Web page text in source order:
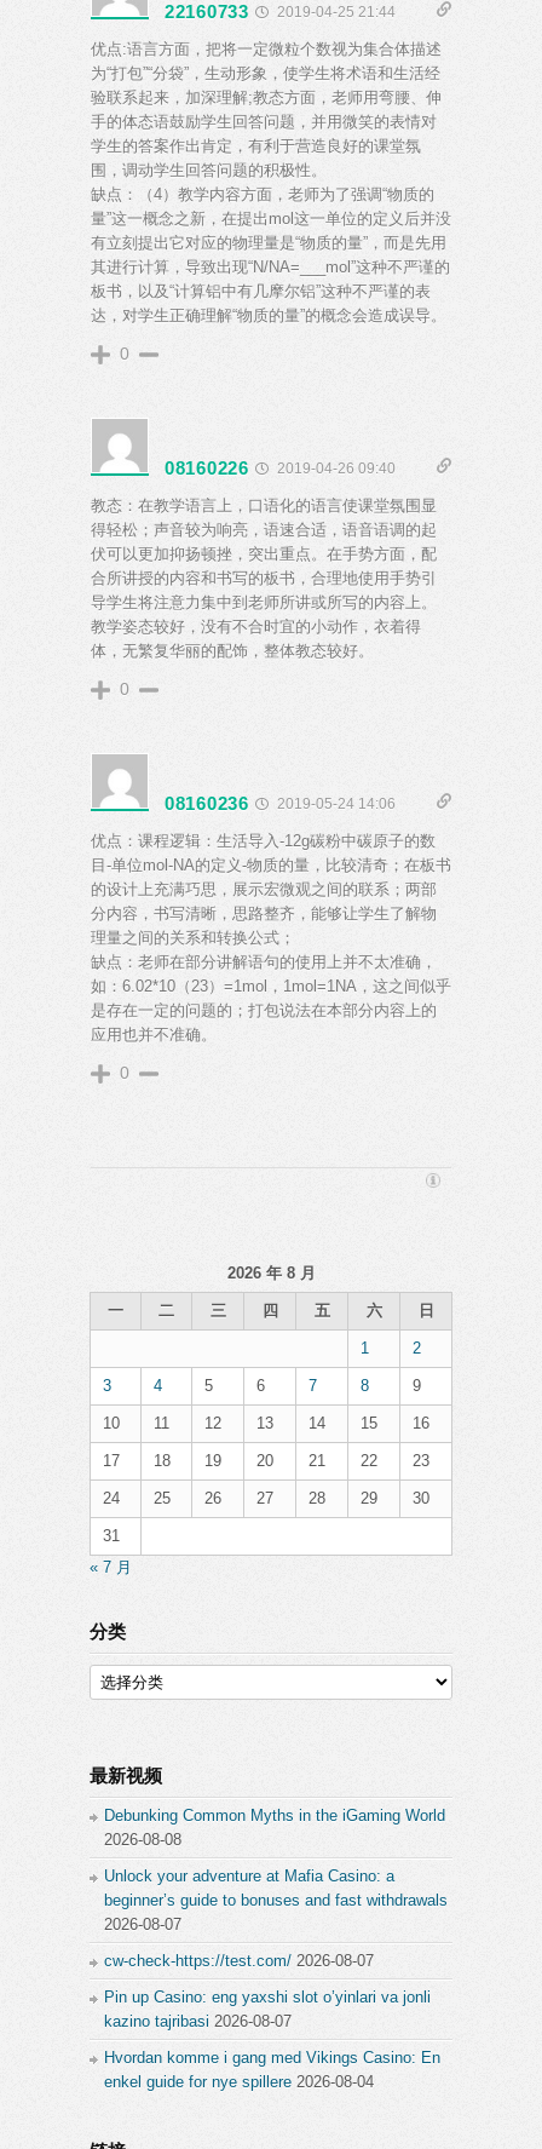
22160733 2019-04-25 21:44
优点:语言方面，把将一定微粒个数视为集合体描述
为“打包”“分袋”，生动形象，使学生将术语和生活经
验联系起来，加深理解;教态方面，老师用弯腰、伸
手的体态语鼓励学生回答问题，并用微笑的表情对
学生的答案作出肯定，有利于营造良好的课堂氛
围，调动学生回答问题的积极性。
缺点：（4）教学内容方面，老师为了强调“物质的
量”这一概念之新，在提出mol这一单位的定义后并没
有立刻提出它对应的物理量是“物质的量”，而是先用
其进行计算，导致出现“N/NA=___mol”这种不严谨的
板书，以及“计算铝中有几摩尔铝”这种不严谨的表
达，对学生正确理解“物质的量”的概念会造成误导。
0
08160226 2019-04-26 09:40
教态：在教学语言上，口语化的语言使课堂氛围显
得轻松；声音较为响亮，语速合适，语音语调的起
伏可以更加抑扬顿挫，突出重点。在手势方面，配
合所讲授的内容和书写的板书，合理地使用手势引
导学生将注意力集中到老师所讲或所写的内容上。
教学姿态较好，没有不合时宜的小动作，衣着得
体，无繁复华丽的配饰，整体教态较好。
0
08160236 2019-05-24 14:06
优点：课程逻辑：生活导入-12g碳粉中碳原子的数
目-单位mol-NA的定义-物质的量，比较清奇；在板书
的设计上充满巧思，展示宏微观之间的联系；两部
分内容，书写清晰，思路整齐，能够让学生了解物
理量之间的关系和转换公式；
缺点：老师在部分讲解语句的使用上并不太准确，
如：6.02*10（23）=1mol，1mol=1NA，这之间似乎
是存在一定的问题的；打包说法在本部分内容上的
应用也并不准确。
0
2026 年 8 月
一 二 三 四 五 六 日
1 2
3 4 5 6 7 8 9
10 11 12 13 14 15 16
17 18 19 20 21 22 23
24 25 26 27 28 29 30
31
« 7 月
分类
分
类
最新视频
Debunking Common Myths in the iGaming World
2026-08-08
Unlock your adventure at Mafia Casino: a
beginner’s guide to bonuses and fast withdrawals
2026-08-07
cw-check-https://test.com/ 2026-08-07
Pin up Casino: eng yaxshi slot o’yinlari va jonli
kazino tajribasi 2026-08-07
Hvordan komme i gang med Vikings Casino: En
enkel guide for nye spillere 2026-08-04